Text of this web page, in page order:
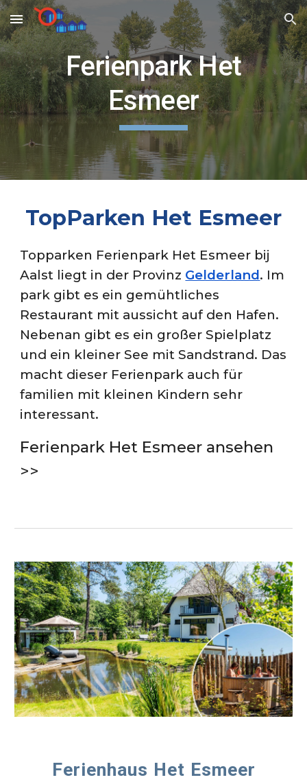
Skip to main content Skip to navigation
Ferienpark Het
Esmeer
TopParken Het Esmeer
Topparken Ferienpark Het Esmeer bij
Aalst liegt in der Provinz Gelderland. Im
park gibt es ein gemühtliches
Restaurant mit aussicht auf den Hafen.
Nebenan gibt es ein großer Spielplatz
und ein kleiner See mit Sandstrand. Das
macht dieser Ferienpark auch für
familien mit kleinen Kindern sehr
interessant.
Ferienpark Het Esmeer ansehen
>>
Ferienhaus Het Esmeer